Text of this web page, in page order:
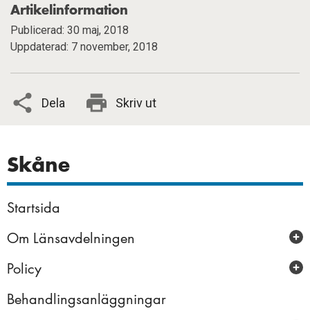
Skåne
Startsida
Om Länsavdelningen
Styrelse
Policy
Deltagande i aktiviteter
Behandlingsanläggningar
Artikelinformation
Publicerad: 30 maj, 2018
Uppdaterad: 7 november, 2018
Dela Skriv ut